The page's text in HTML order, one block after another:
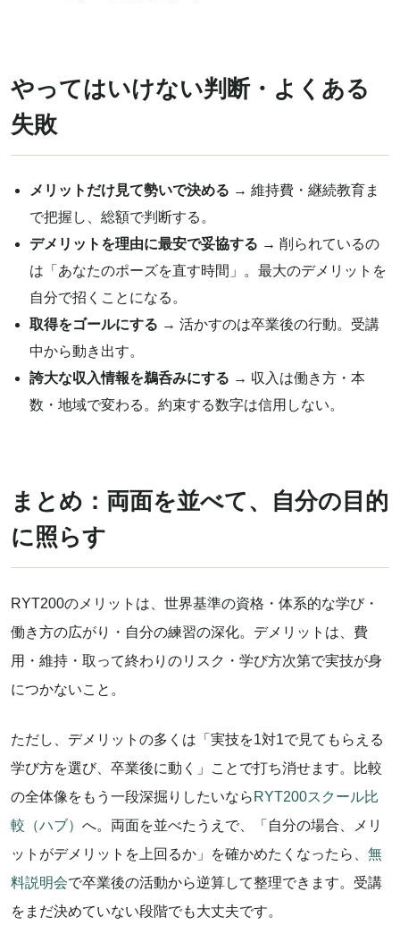
やってはいけない判断・よくある
失敗
メリットだけ見て勢いで決める → 維持費・継続教育ま
で把握し、総額で判断する。
デメリットを理由に最安で妥協する → 削られているの
は「あなたのポーズを直す時間」。最大のデメリットを
自分で招くことになる。
取得をゴールにする → 活かすのは卒業後の行動。受講
中から動き出す。
誇大な収入情報を鵜呑みにする → 収入は働き方・本
数・地域で変わる。約束する数字は信用しない。
まとめ：両面を並べて、自分の目的
に照らす
RYT200のメリットは、世界基準の資格・体系的な学び・
働き方の広がり・自分の練習の深化。デメリットは、費
用・維持・取って終わりのリスク・学び方次第で実技が身
につかないこと。
ただし、デメリットの多くは「実技を1対1で見てもらえる
学び方を選び、卒業後に動く」ことで打ち消せます。比較
の全体像をもう一段深掘りしたいなら RYT200スクール比
較（ハブ） へ。両面を並べたうえで、「自分の場合、メリ
ットがデメリットを上回るか」を確かめたくなったら、 無
料説明会で卒業後の活動から逆算して整理できます。受講
をまだ決めていない段階でも大丈夫です。